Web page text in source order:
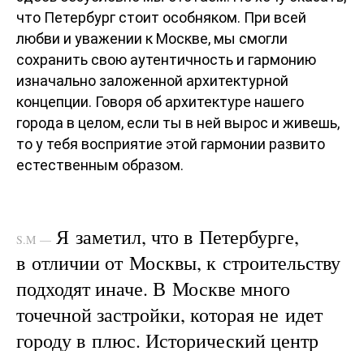
что Петербург стоит особняком. При всей
любви и уважении к Москве, мы смогли
сохранить свою аутентичность и гармонию
изначально заложенной архитектурной
концепции. Говоря об архитектуре нашего
города в целом, если ты в ней вырос и живешь,
то у тебя восприятие этой гармонии развито
естественным образом.
S.M — Я заметил, что в Петербурге,
в отличии от Москвы, к строительству
подходят иначе. В Москве много
точечной застройки, которая не идет
городу в плюс. Исторический центр